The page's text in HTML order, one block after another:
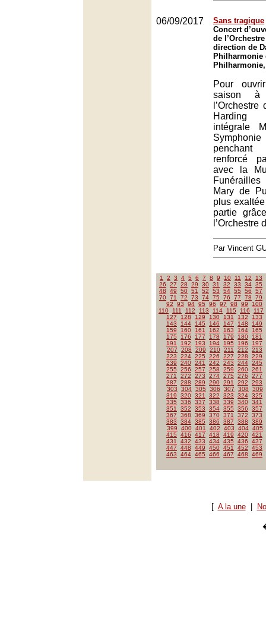
06/09/2017
Sans tragique
Concert
de
direction de
Philharmonie
Pour
saison
Harding
intégrale
renforcé
avec la
Mary de
plus
partie
l’Orchestre
Par Vincent
1 2 3 4 5 6 7 8 9 10 11 12
13
26
27 28 29 30 31 32 33 34 35
48
49 50 51 52 53 54 55 56
57
70 71 72 73 74 75 76 77 78
79
92
93 94 95 96 97 98 99
100
110
111 112 113 114 115 116
117
127
128 129 130 131 132
133
143
144 145 146 147 148
149
159
160 161 162 163 164
165
175
176 177 178 179 180
181
191
192 193 194 195 196
197
207
208 209 210 211 212
213
223
224 225 226 227 228
229
239
240 241 242 243 244 245
255
256 257 258 259 260 261
271
272 273 274 275 276
277
287
288 289 290 291 292
293
303
304 305 306 307 308
309
319
320 321 322 323 324 325
335
336 337 338 339 340 341
351
352 353 354 355 356
357
367
368 369 370 371 372
373
383
384 385 386 387 388
389
399
400 401 402 403 404 405
415
416 417 418 419 420 421
431
432 433 434 435 436
437
447
448 449 450 451 452
453
463
464 465 466 467 468 469
[ A la une|